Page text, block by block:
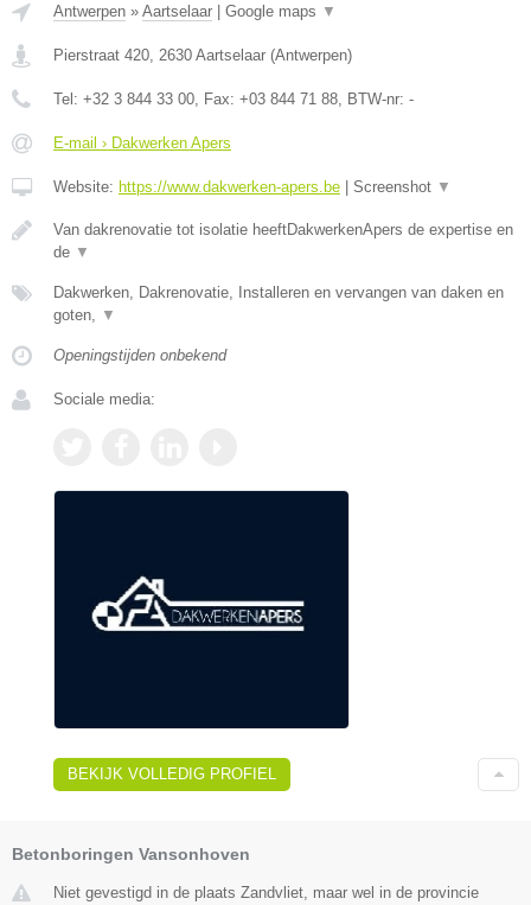
Antwerpen » Aartselaar | Google maps ▼
Pierstraat 420 2630 Aartselaar (Antwerpen)
Tel: +32 3 844 33 00 , Fax: +03 844 71 88 , BTW-nr: -
E-mail › Dakwerken Apers
Website: https://www.dakwerken-apers.be | Screenshot ▼
Van dakrenovatie tot isolatie heeftDakwerkenApers de expertise en
de ▼
Dakwerken, Dakrenovatie, Installeren en vervangen van daken en
goten,
▼
Openingstijden onbekend
Sociale media:
BEKIJK VOLLEDIG PROFIEL
Betonboringen Vansonhoven
Niet gevestigd in de plaats Zandvliet, maar wel in de provincie